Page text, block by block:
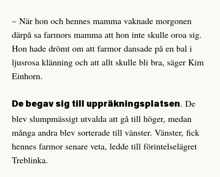
– När hon och hennes mamma vaknade morgonen
därpå sa farmors mamma att hon inte skulle oroa sig.
Hon hade drömt om att farmor dansade på en bal i
ljusrosa klänning och att allt skulle bli bra, säger Kim
Einhorn.
De begav sig till uppräkningsplatsen. De
blev slumpmässigt utvalda att gå till höger, medan
många andra blev sorterade till vänster. Vänster, fick
hennes farmor senare veta, ledde till förintelselägret
Treblinka.